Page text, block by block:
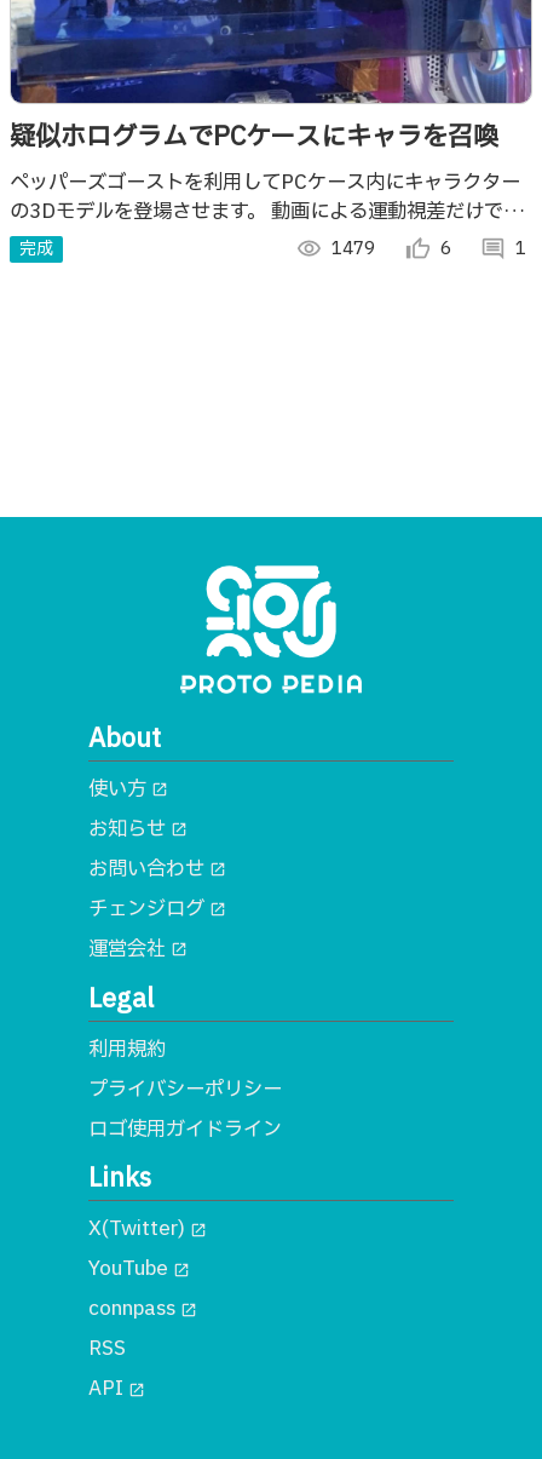
疑似ホログラムでPCケースにキャラを召喚
ペッパーズゴーストを利用してPCケース内にキャラクター
の3Dモデルを登場させます。 動画による運動視差だけでは
像が浮いてる感があまり伝わりませんが気合いで感じてくだ
さい。
完成 visibility 1479 thumb_up_alt 6 comment 1
About
使い方 open_in_new
お知らせ open_in_new
お問い合わせ open_in_new
チェンジログ open_in_new
運営会社 open_in_new
Legal
利用規約
プライバシーポリシー
ロゴ使用ガイドライン
Links
X(Twitter) open_in_new
YouTube open_in_new
connpass open_in_new
RSS
API open_in_new